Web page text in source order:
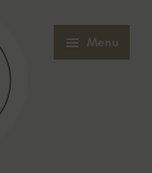
Menu